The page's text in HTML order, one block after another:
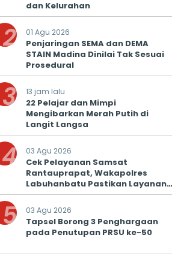
dan Kelurahan
2 01 Agu 2026
Penjaringan SEMA dan DEMA
STAIN Madina Dinilai Tak Sesuai
Prosedural
3 13 jam lalu
22 Pelajar dan Mimpi
Mengibarkan Merah Putih di
Langit Langsa
4 03 Agu 2026
Cek Pelayanan Samsat
Rantauprapat, Wakapolres
Labuhanbatu Pastikan Layanan
Prima untuk Masyarakat
5 03 Agu 2026
Tapsel Borong 3 Penghargaan
pada Penutupan PRSU ke-50